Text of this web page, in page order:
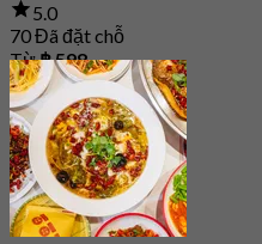
5.0
70 Đã đặt chỗ
Từ฿ 598